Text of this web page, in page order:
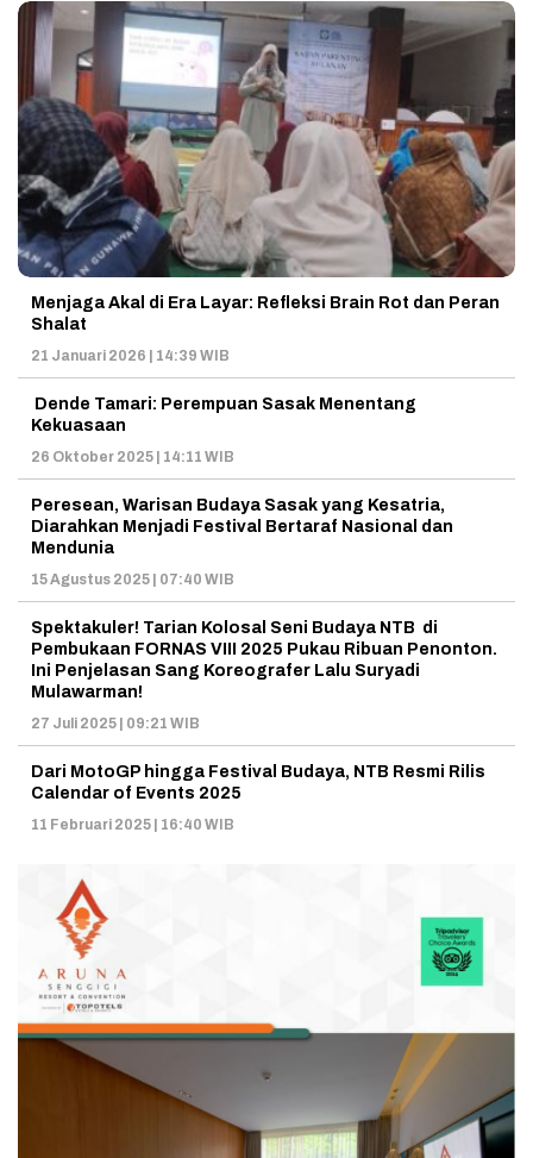
Menjaga Akal di Era Layar: Refleksi Brain Rot dan Peran
Shalat
21 Januari 2026 | 14:39 WIB
Dende Tamari: Perempuan Sasak Menentang
Kekuasaan
26 Oktober 2025 | 14:11 WIB
Peresean, Warisan Budaya Sasak yang Kesatria,
Diarahkan Menjadi Festival Bertaraf Nasional dan
Mendunia
15 Agustus 2025 | 07:40 WIB
Spektakuler! Tarian Kolosal Seni Budaya NTB di
Pembukaan FORNAS VIII 2025 Pukau Ribuan Penonton.
Ini Penjelasan Sang Koreografer Lalu Suryadi
Mulawarman!
27 Juli 2025 | 09:21 WIB
Dari MotoGP hingga Festival Budaya, NTB Resmi Rilis
Calendar of Events 2025
11 Februari 2025 | 16:40 WIB